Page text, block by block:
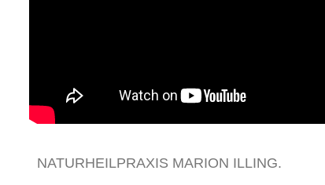
NATURHEILPRAXIS MARION ILLING.